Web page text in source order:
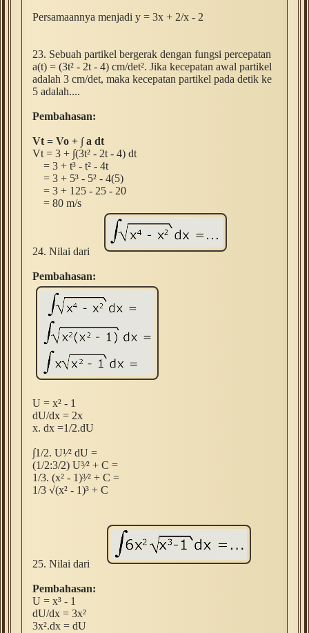
Persamaannya menjadi y = 3x + 2/x - 2
23. Sebuah partikel bergerak dengan fungsi percepatan
a(t) = (3t² - 2t - 4) cm/det². Jika kecepatan awal partikel
adalah 3 cm/det, maka kecepatan partikel pada detik ke
5 adalah....
Pembahasan:
Vt = Vo + ∫ a dt
Vt = 3 + ∫(3t² - 2t - 4) dt
= 3 + t³ - t² - 4t
= 3 + 5³ - 5² - 4(5)
= 3 + 125 - 25 - 20
= 80 m/s
24. Nilai dari
Pembahasan:
U = x² - 1
dU/dx = 2x
x. dx =1/2.dU
∫1/2. U¹⁄² dU =
(1/2:3/2) U³⁄² + C =
1/3. (x² - 1)³⁄² + C =
1/3 √(x² - 1)³ + C
25. Nilai dari
Pembahasan:
U = x³ - 1
dU/dx = 3x²
3x².dx = dU